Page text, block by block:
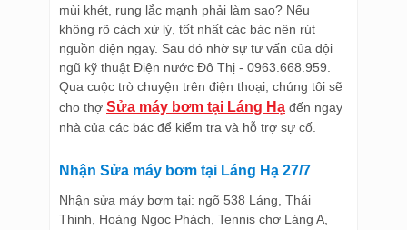
mùi khét, rung lắc mạnh phải làm sao? Nếu
không rõ cách xử lý, tốt nhất các bác nên rút
nguồn điện ngay. Sau đó nhờ sự tư vấn của đội
ngũ kỹ thuật Điện nước Đô Thị - 0963.668.959.
Qua cuộc trò chuyện trên điện thoại, chúng tôi sẽ
cho thợ Sửa máy bơm tại Láng Hạ đến ngay
nhà của các bác để kiểm tra và hỗ trợ sự cố.
Nhận Sửa máy bơm tại Láng Hạ 27/7
Nhận sửa máy bơm tại: ngõ 538 Láng, Thái
Thịnh, Hoàng Ngọc Phách, Tennis chợ Láng A,